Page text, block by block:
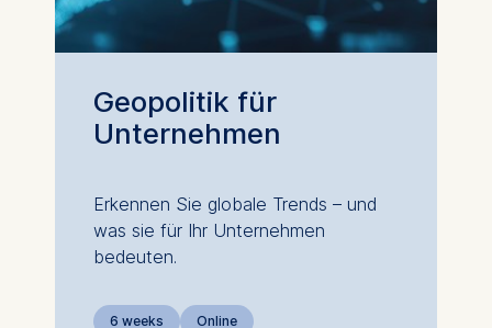
Geopolitik für
Unternehmen
Erkennen Sie globale Trends – und
was sie für Ihr Unternehmen
bedeuten.
6 weeks Online